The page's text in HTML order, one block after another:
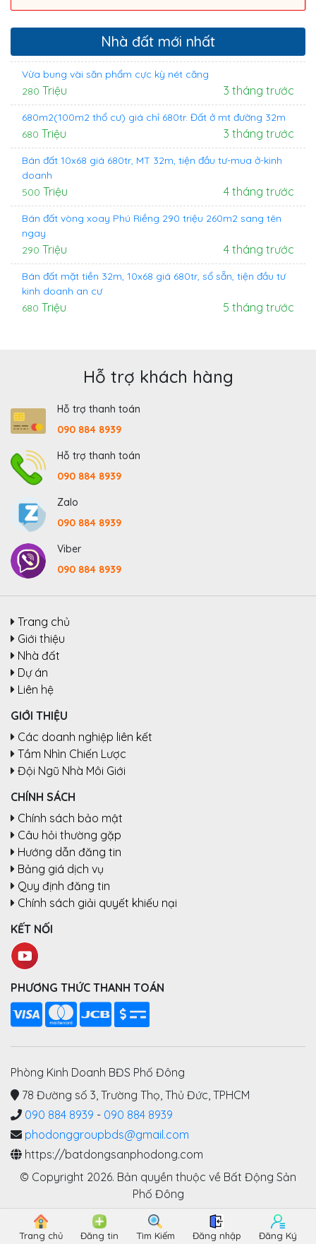
Nhà đất mới nhất
Vừa bung vài săn phẩm cực kỳ nét căng
280 Triệu 3 tháng trước
680m2(100m2 thổ cư) giá chỉ 680tr. Đất ở mt đường 32m
680 Triệu 3 tháng trước
Bán đất 10x68 giá 680tr, MT 32m, tiện đầu tư-mua ở-kinh
doanh
500 Triệu 4 tháng trước
Bán đất vòng xoay Phú Riềng 290 triệu 260m2 sang tên
ngay
290 Triệu 4 tháng trước
Bán đất mặt tiền 32m, 10x68 giá 680tr, sổ sẵn, tiện đầu tư
kinh doanh an cư
680 Triệu 5 tháng trước
Hỗ trợ khách hàng
Hỗ trợ thanh toán
090 884 8939
Hỗ trợ thanh toán
090 884 8939
Zalo
090 884 8939
Viber
090 884 8939
Trang chủ
Giới thiệu
Nhà đất
Dự án
Liên hệ
GIỚI THIỆU
Các doanh nghiệp liên kết
Tầm Nhìn Chiến Lược
Đội Ngũ Nhà Môi Giới
CHÍNH SÁCH
Chính sách bảo mật
Câu hỏi thường gặp
Hướng dẫn đăng tin
Bảng giá dịch vụ
Quy định đăng tin
Chính sách giải quyết khiếu nại
KẾT NỐI
PHƯƠNG THỨC THANH TOÁN
Phòng Kinh Doanh BĐS Phố Đông
78 Đường số 3, Trường Thọ, Thủ Đức, TPHCM
090 884 8939 - 090 884 8939
phodonggroupbds@gmail.com
https://batdongsanphodong.com
© Copyright 2026. Bản quyền thuộc về Bất Động Sản
Phố Đông
Trang chủ Đăng tin Tìm Kiếm Đăng nhập Đăng Ký